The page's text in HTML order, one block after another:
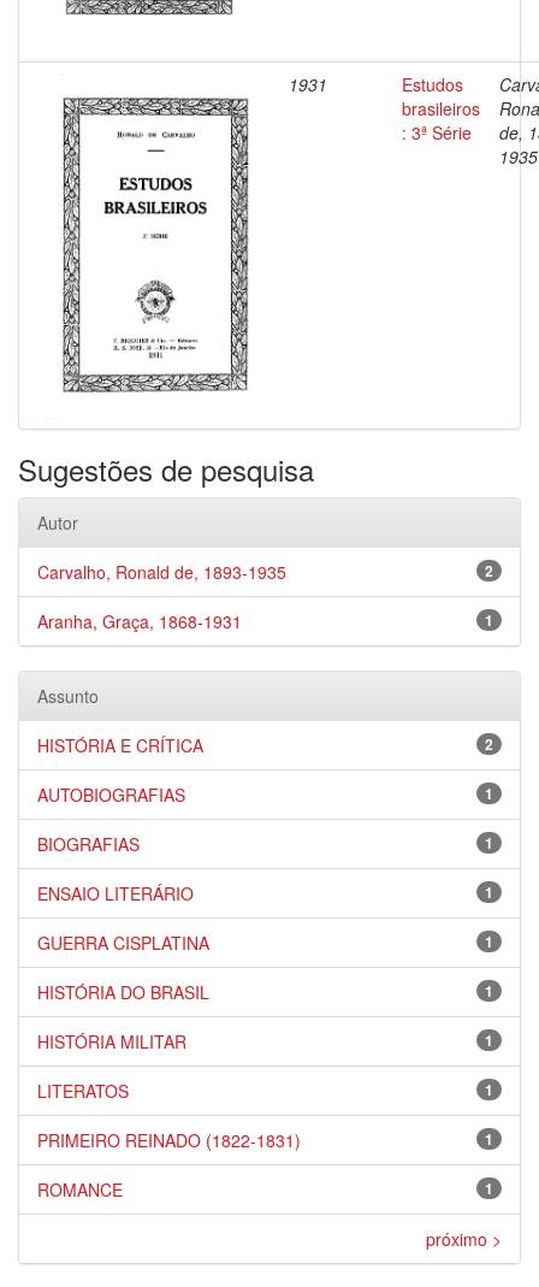
1931
Estudos
brasileiros
: 3ª Série
de,
1935
Sugestões de pesquisa
Autor
2
Carvalho, Ronald de, 1893-1935
1
Aranha, Graça, 1868-1931
Assunto
2
HISTÓRIA E CRÍTICA
1
AUTOBIOGRAFIAS
1
BIOGRAFIAS
1
ENSAIO LITERÁRIO
1
GUERRA CISPLATINA
1
HISTÓRIA DO BRASIL
1
HISTÓRIA MILITAR
1
LITERATOS
1
PRIMEIRO REINADO (1822-1831)
1
ROMANCE
próximo >